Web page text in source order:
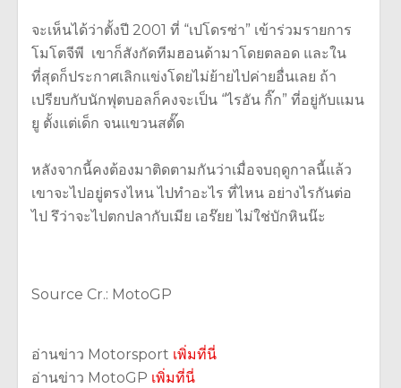
จะเห็นได้ว่าตั้งปี 2001 ที่ “เปโดรซ่า” เข้าร่วมรายการ
โมโตจีพี เขาก็สังกัดทีมฮอนด้ามาโดยตลอด และใน
ที่สุดก็ประกาศเลิกแข่งโดยไม่ย้ายไปค่ายอื่นเลย ถ้า
เปรียบกับนักฟุตบอลก็คงจะเป็น “ไรอัน กิ๊ก” ที่อยู่กับแมน
ยู ตั้งแต่เด็ก จนแขวนสตั๊ด
หลังจากนี้คงต้องมาติดตามกันว่าเมื่อจบฤดูกาลนี้แล้ว
เขาจะไปอยู่ตรงไหน ไปทำอะไร ที่ไหน อย่างไรกันต่อ
ไป รึว่าจะไปตกปลากับเมีย เอร๊ยย ไม่ใช่บักหินน๊ะ
Source Cr.: MotoGP
อ่านข่าว Motorsport เพิ่มที่นี่
อ่านข่าว MotoGP เพิ่มที่นี่